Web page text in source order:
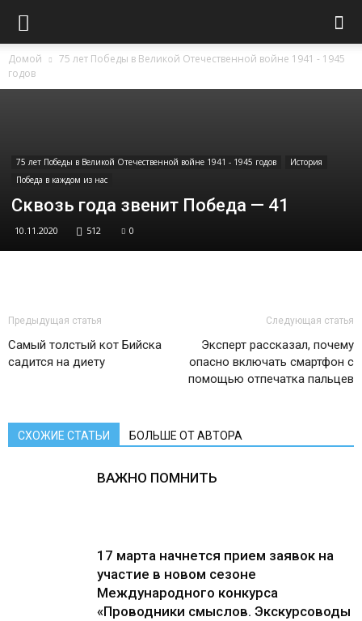
Домой
75 лет Победы в Великой Отечественной войне 1941 - 1945
годов
75 лет Победы в Великой Отечественной войне 1941 - 1945 годов
История
Победа в каждом из нас
Сквозь года звенит Победа — 41
10.11.2020 512 0
Предыдущая статья
Самый толстый кот Бийска
садится на диету
Следующая статья
Эксперт рассказал, почему
опасно включать смартфон с
помощью отпечатка пальцев
СХОЖИЕ СТАТЬИ БОЛЬШЕ ОТ АВТОРА
ВАЖНО ПОМНИТЬ
17 марта начнется прием заявок на
участие в новом сезоне
Международного конкурса
«Проводники смыслов. Экскурсоводы